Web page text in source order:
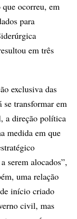
ocorreu, em
para
em três
exclusiva das
se transformar em
a direção política
medida em que
serem alocados”,
uma relação
início criado
civil, mas